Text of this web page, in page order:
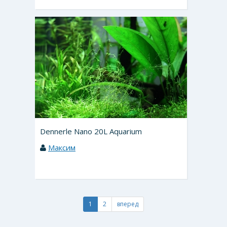
Dennerle Nano 20L Aquarium
Максим
1 2 вперед